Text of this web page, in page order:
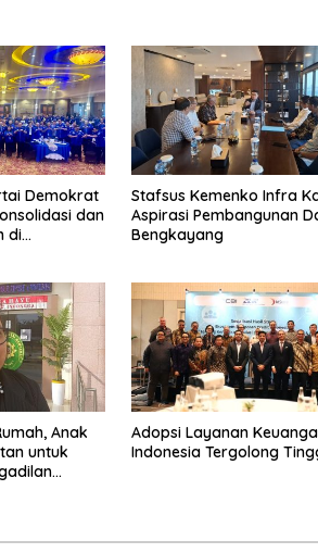
Demokrat
dan
di
Stafsus Kemenko Infra
Aspirasi Pembangunan
Bengkayang
Anak
untuk
Adopsi Layanan
Indonesia Tergolong